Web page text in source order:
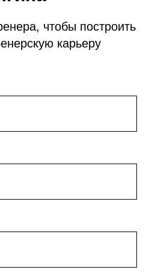
чтобы построить
карьеру